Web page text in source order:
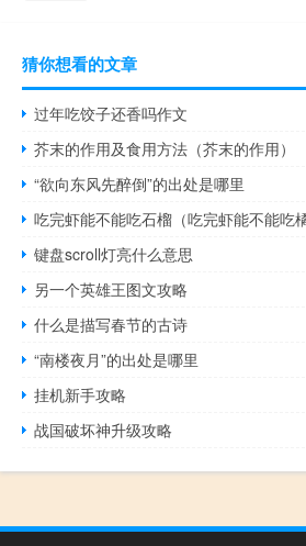
猜你想看的文章
过年吃饺子还香吗作文
芥末的作用及食用方法（芥末的作用）
“欲向东风先醉倒”的出处是哪里
吃完虾能不能吃石榴（吃完虾能不能吃橘
键盘scroll灯亮什么意思
另一个英雄王图文攻略
什么是描写春节的古诗
“南楼夜月”的出处是哪里
挂机新手攻略
战国破坏神升级攻略